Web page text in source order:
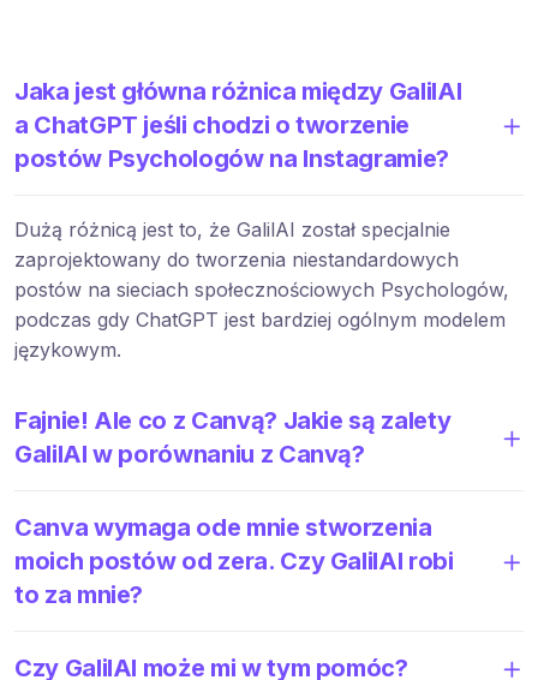
Jaka jest główna różnica między GalilAI
a ChatGPT jeśli chodzi o tworzenie
postów Psychologów na Instagramie?
Dużą różnicą jest to, że GalilAI został specjalnie
zaprojektowany do tworzenia niestandardowych
postów na sieciach społecznościowych Psychologów,
podczas gdy ChatGPT jest bardziej ogólnym modelem
językowym.
Fajnie! Ale co z Canvą? Jakie są zalety
GalilAI w porównaniu z Canvą?
Canva wymaga ode mnie stworzenia
moich postów od zera. Czy GalilAI robi
to za mnie?
Czy GalilAI może mi w tym pomóc?